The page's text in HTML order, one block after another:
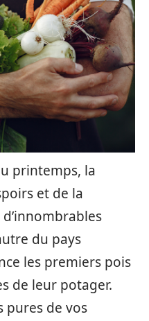
printemps, la
et de la
du pays
les premiers pois
de leur potager.
pures de vos